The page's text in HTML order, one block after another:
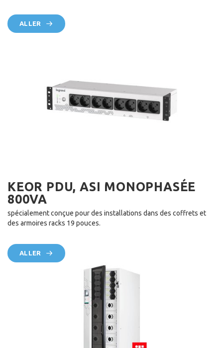
ALLER
KEOR PDU, ASI MONOPHASÉE
800VA
spécialement conçue pour des installations dans des coffrets et
des armoires racks 19 pouces.
ALLER